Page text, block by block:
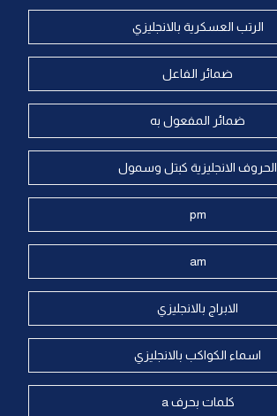
الرتب العسكرية بالانجليزي
ضمائر الفاعل
ضمائر المفعول به
الحروف الانجليزية كبتل وسمول
pm
am
الابراج بالانجليزي
اسماء الكواكب بالانجليزي
كلمات بحرف a